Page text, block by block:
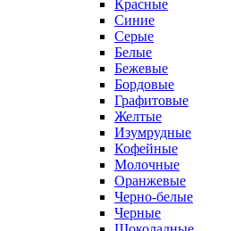
Красные
Синие
Серые
Белые
Бежевые
Бордовые
Графитовые
Желтые
Изумрудные
Кофейные
Молочные
Оранжевые
Черно-белые
Черные